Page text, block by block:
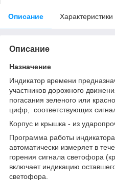
Описание Характеристики
Описание
Назначение
Индикатор времени
участников дорожного
погасания зеленого или
цифр, соответствующих
Корпус и крышка - из
Программа работы
автоматически измеряет в
горения сигнала светофора
включает индикацию
светофора.